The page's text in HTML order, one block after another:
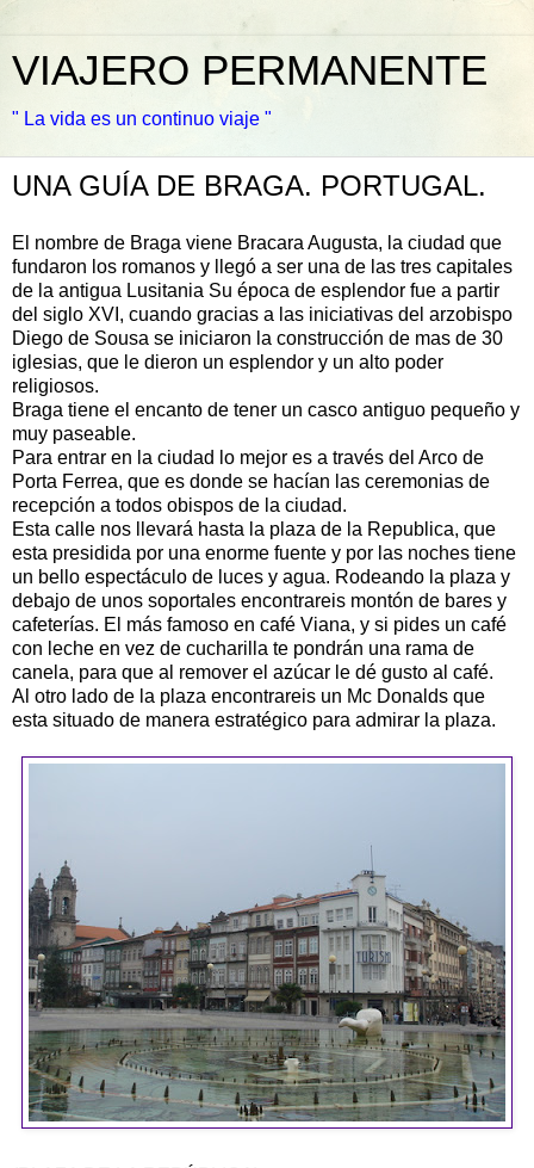
VIAJERO PERMANENTE
" La vida es un continuo viaje "
UNA GUÍA DE BRAGA. PORTUGAL.
El nombre de Braga viene Bracara Augusta, la ciudad que
fundaron los romanos y llegó a ser una de las tres capitales
de la antigua Lusitania Su época de esplendor fue a partir
del siglo XVI, cuando gracias a las iniciativas del arzobispo
Diego de Sousa se iniciaron la construcción de mas de 30
iglesias, que le dieron un esplendor y un alto poder
religiosos.
Braga tiene el encanto de tener un casco antiguo pequeño y
muy paseable.
Para entrar en la ciudad lo mejor es a través del Arco de
Porta Ferrea, que es donde se hacían las ceremonias de
recepción a todos obispos de la ciudad.
Esta calle nos llevará hasta la plaza de la Republica, que
esta presidida por una enorme fuente y por las noches tiene
un bello espectáculo de luces y agua. Rodeando la plaza y
debajo de unos soportales encontrareis montón de bares y
cafeterías. El más famoso en café Viana, y si pides un café
con leche en vez de cucharilla te pondrán una rama de
canela, para que al remover el azúcar le dé gusto al café.
Al otro lado de la plaza encontrareis un Mc Donalds que
esta situado de manera estratégico para admirar la plaza.